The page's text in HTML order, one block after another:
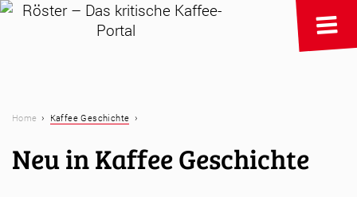
Home › Kaffee Geschichte ›
Neu in Kaffee Geschichte